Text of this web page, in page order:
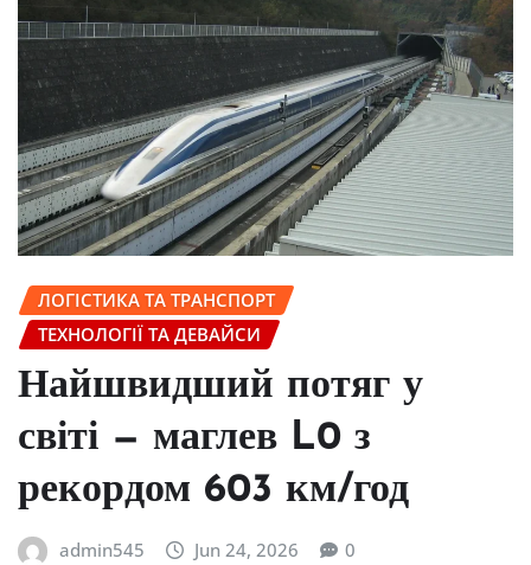
ЛОГІСТИКА ТА ТРАНСПОРТ
ТЕХНОЛОГІЇ ТА ДЕВАЙСИ
Найшвидший потяг у
світі — маглев L0 з
рекордом 603 км/год
admin545 Jun 24, 2026 0